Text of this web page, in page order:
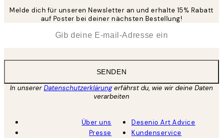
Melde dich für unseren Newsletter an und erhalte 15% Rabatt
auf Poster bei deiner nächsten Bestellung!
SENDEN
In unsererDatenschutzerklärungerfährst du, wie wir deine Daten
verarbeiten
Über uns
Presse
Desenio Art Advice
Kundenservice